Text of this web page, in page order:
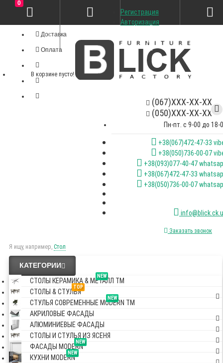
Доставка
Оплата
(067)XXX-XX-XX
(050)XXX-XX-XX
Пн-пт. с 9-00 до 18-
+38(067)472-47-33
+38(050)736-00-07
+38(093)077-40-47
+38(067)472-47-33
+38(050)736-00-07
Заказать звонок
Я ищу, например, Стол
Регистрация
Авторизация
0
В корзине пусто!
КАТЕГОРИИ
NEW
СТОЛЫ КЕРАМИКА & МЕТАЛЛ TM
TOP
СТОЛЫ & СТУЛЬЯ
NEW
СТУЛЬЯ СОВРЕМЕННЫЕ MODERN TM
АКРИЛОВЫЕ ФАСАДЫ
АЛЮМИНИЕВЫЕ ФАСАДЫ
СТОЛЫ И СТУЛЬЯ ИЗ ЯСЕНЯ
NEW
ФАСАДЫ MODERN
NEW
КУХНИ MODERN